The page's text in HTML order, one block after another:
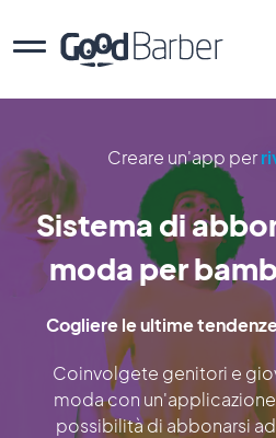
Creare un'app per
Sistema di
moda per
Cogliere le ultime
Coinvolgete genitori e
moda con
possibilità di abbonarsi